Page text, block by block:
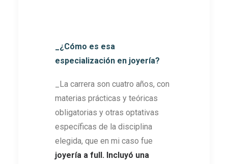
_¿Cómo es esa
especialización en joyería?
_La carrera son cuatro años, con
materias prácticas y teóricas
obligatorias y otras optativas
específicas de la disciplina
elegida, que en mi caso fue
joyería a full. Incluyó una